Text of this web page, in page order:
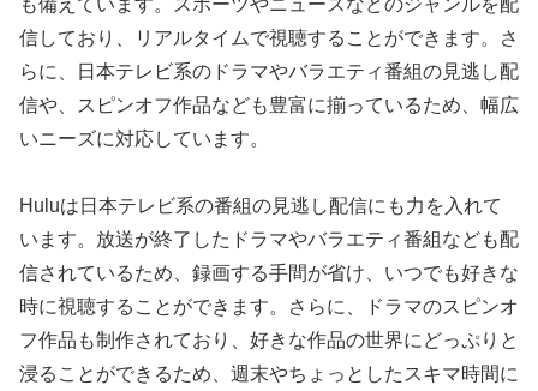
信しており、リアルタイムで視聴することができます。さ
らに、日本テレビ系のドラマやバラエティ番組の見逃し配
信や、スピンオフ作品なども豊富に揃っているため、幅広
いニーズに対応しています。
Huluは日本テレビ系の番組の見逃し配信にも力を入れて
います。放送が終了したドラマやバラエティ番組なども配
信されているため、録画する手間が省け、いつでも好きな
時に視聴することができます。さらに、ドラマのスピンオ
フ作品も制作されており、好きな作品の世界にどっぷりと
浸ることができるため、週末やちょっとしたスキマ時間に